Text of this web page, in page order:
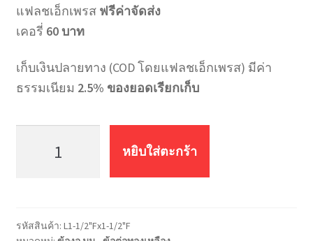
แฟลชเอ็กเพรส ฟรีค่าจัดส่ง
เคอรี่ 60 บาท
เก็บเงินปลายทาง (COD โดยแฟลชเอ็กเพรส) มีค่า
ธรรมเนียม 2.5% ของยอดเรียกเก็บ
มม.
L1-
หยิบใส่ตะกร้า
รหัสสินค้า: L1-1/2"Fx1-1/2"F